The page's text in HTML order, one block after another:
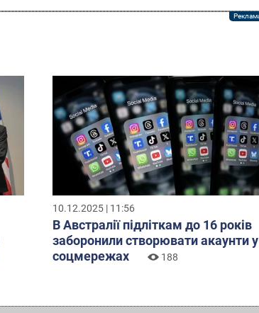
10.12.2025 | 11:56
В Австралії підліткам до 16 років
заборонили створювати акаунти у
соцмережах
188